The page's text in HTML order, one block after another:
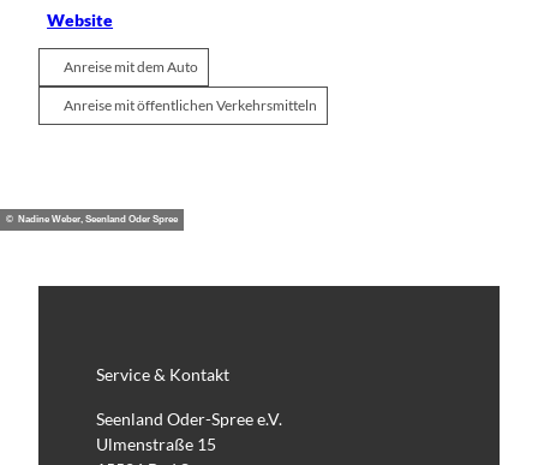
Website
Anreise mit dem Auto
Anreise mit öffentlichen Verkehrsmitteln
© Nadine Weber, Seenland Oder Spree
Service & Kontakt
Seenland Oder-Spree e.V.
Ulmenstraße 15